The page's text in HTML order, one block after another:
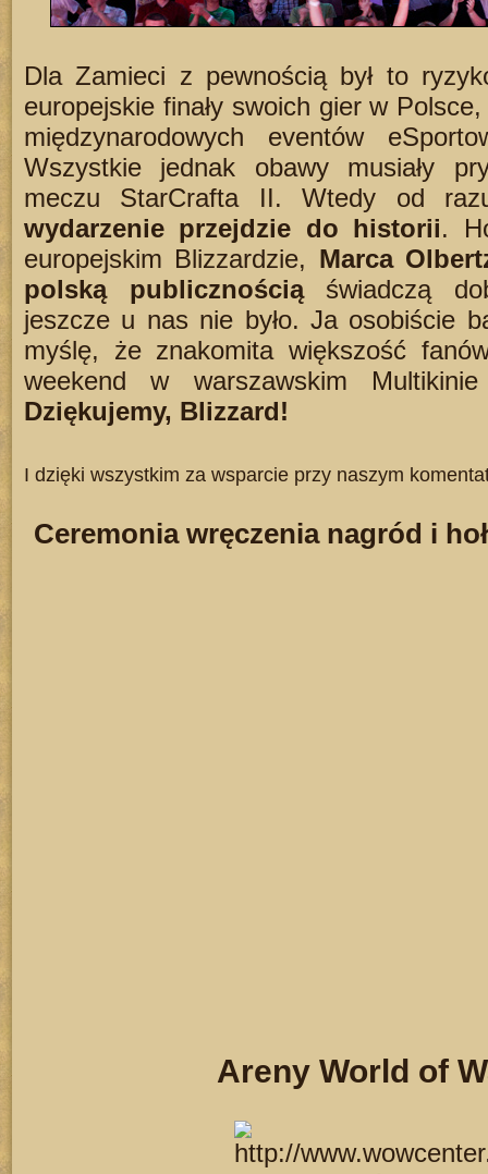
Dla Zamieci z pewnością był to
europejskie finały swoich gier w
międzynarodowych eventów
Wszystkie jednak obawy musiały
meczu StarCrafta II. Wtedy od
wydarzenie przejdzie do historii.
europejskim Blizzardzie, Marca
polską publicznościąświadczą
jeszcze u nas nie było. Ja osobiście
myślę, że znakomita większość
weekend w warszawskim
Dziękujemy, Blizzard!
I dzięki wszystkim za wsparcie przy naszym
Ceremonia wręczenia nagród i
Areny World of